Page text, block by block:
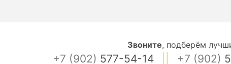
Звоните, подберём
+7 (902) 577-54-14 +7 (902)